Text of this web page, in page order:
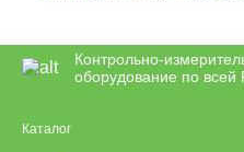
Контрольно-
оборудование по всей
Каталог